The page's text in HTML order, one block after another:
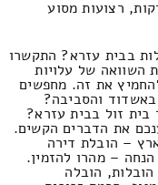
רצועות מסוע
בבית עזרא? התקשרו
השוואה של עלויות
את זה. מחפשים
והסביבה?
בית זול בבית עזרא?
את הדברים הקשים.
– הובלת דירה
– עכשיו ב-15 אחוזים הנחה – מהרו להזמין.
הובלה